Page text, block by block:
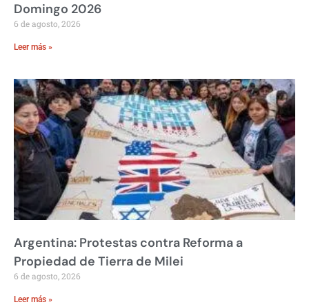
Domingo 2026
6 de agosto, 2026
Leer más »
Argentina: Protestas contra Reforma a
Propiedad de Tierra de Milei
6 de agosto, 2026
Leer más »